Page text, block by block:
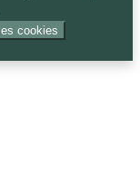
cookies